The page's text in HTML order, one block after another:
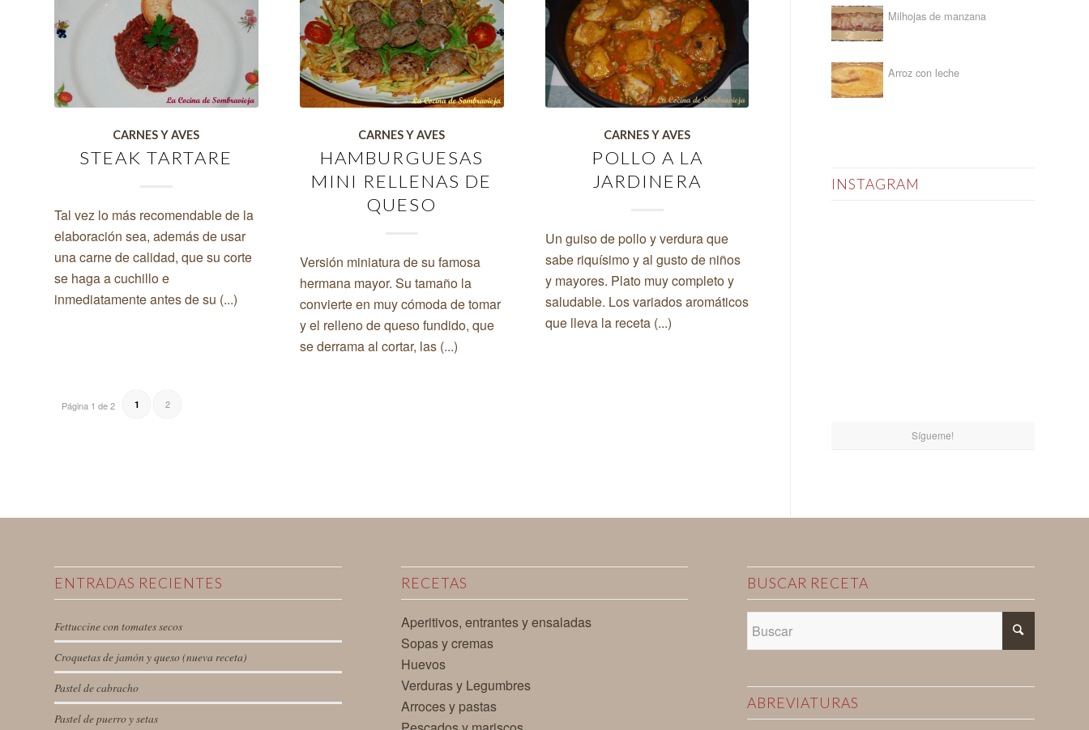
CARNES Y AVES
STEAK TARTARE
Tal vez lo más recomendable de la
elaboración sea, además de usar
una carne de calidad, que su corte
se haga a cuchillo e
inmediatamente antes de su (...)
CARNES Y AVES
HAMBURGUESAS
MINI RELLENAS DE
QUESO
Versión miniatura de su famosa
hermana mayor. Su tamaño la
convierte en muy cómoda de tomar
y el relleno de queso fundido, que
se derrama al cortar, las (...)
CARNES Y AVES
POLLO A LA
JARDINERA
Un guiso de pollo y verdura que
sabe riquísimo y al gusto de niños
y mayores. Plato muy completo y
saludable. Los variados aromáticos
que lleva la receta (...)
Página 1 de 2 1 2
Milhojas de manzana
Arroz con leche
INSTAGRAM
Sígueme!
ENTRADAS RECIENTES
Fettuccine con tomates secos
Croquetas de jamón y queso (nueva receta)
Pastel de cabracho
Pastel de puerro y setas
RECETAS
Aperitivos, entrantes y ensaladas
Sopas y cremas
Huevos
Verduras y Legumbres
Arroces y pastas
BUSCAR RECETA
ABREVIATURAS